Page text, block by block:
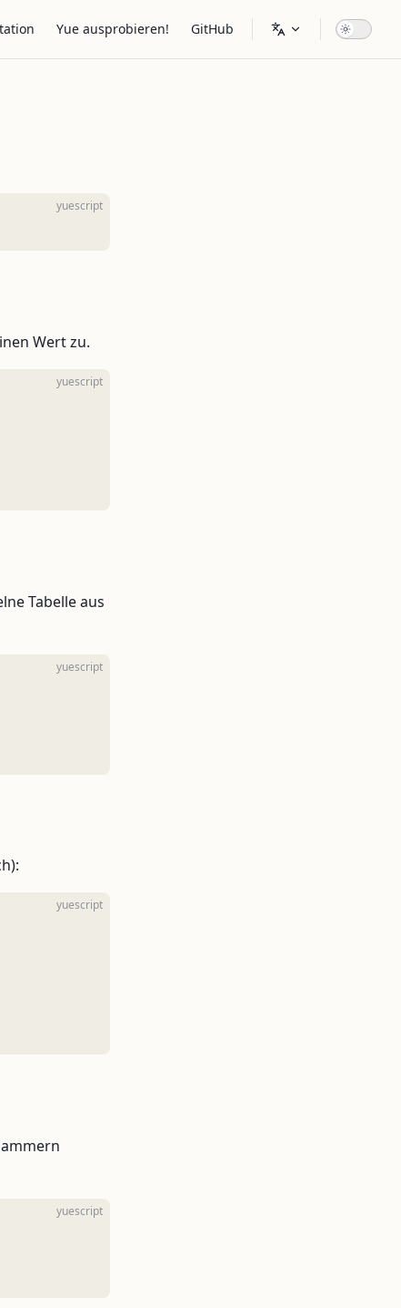
Yue ausprobieren! GitHub
yuescript
Wert zu.
yuescript
Tabelle aus
yuescript
yuescript
yuescript